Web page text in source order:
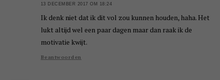
13 DECEMBER 2017 OM 18:24
Ik denk niet dat ik dit vol zou kunnen houden, haha. Het
lukt altijd wel een paar dagen maar dan raak ik de
motivatie kwijt.
Beantwoorden